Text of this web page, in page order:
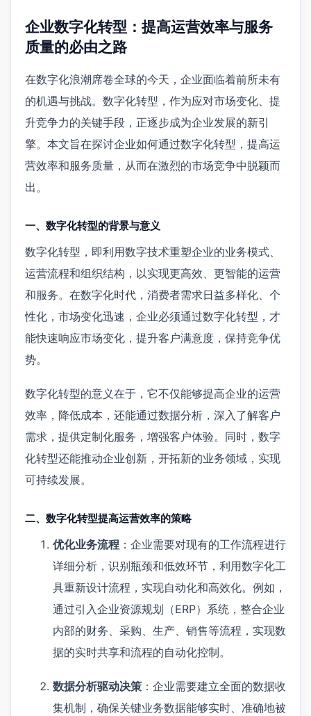
企业数字化转型：提高运营效率与服务
质量的必由之路
在数字化浪潮席卷全球的今天，企业面临着前所未有
的机遇与挑战。数字化转型，作为应对市场变化、提
升竞争力的关键手段，正逐步成为企业发展的新引
擎。本文旨在探讨企业如何通过数字化转型，提高运
营效率和服务质量，从而在激烈的市场竞争中脱颖而
出。
一、数字化转型的背景与意义
数字化转型，即利用数字技术重塑企业的业务模式、
运营流程和组织结构，以实现更高效、更智能的运营
和服务。在数字化时代，消费者需求日益多样化、个
性化，市场变化迅速，企业必须通过数字化转型，才
能快速响应市场变化，提升客户满意度，保持竞争优
势。
数字化转型的意义在于，它不仅能够提高企业的运营
效率，降低成本，还能通过数据分析，深入了解客户
需求，提供定制化服务，增强客户体验。同时，数字
化转型还能推动企业创新，开拓新的业务领域，实现
可持续发展。
二、数字化转型提高运营效率的策略
优化业务流程 ：企业需要对现有的工作流程进行
详细分析，识别瓶颈和低效环节，利用数字化工
具重新设计流程，实现自动化和高效化。例如，
通过引入企业资源规划（ERP）系统，整合企业
内部的财务、采购、生产、销售等流程，实现数
据的实时共享和流程的自动化控制。
数据分析驱动决策 ：企业需要建立全面的数据收
集机制，确保关键业务数据能够实时、准确地被